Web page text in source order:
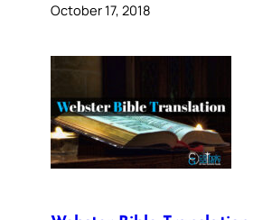
October 17, 2018